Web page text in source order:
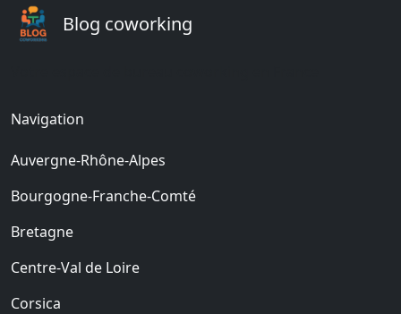
Blog coworking
Navigation
Auvergne-Rhône-Alpes
Bourgogne-Franche-Comté
Bretagne
Centre-Val de Loire
Corsica